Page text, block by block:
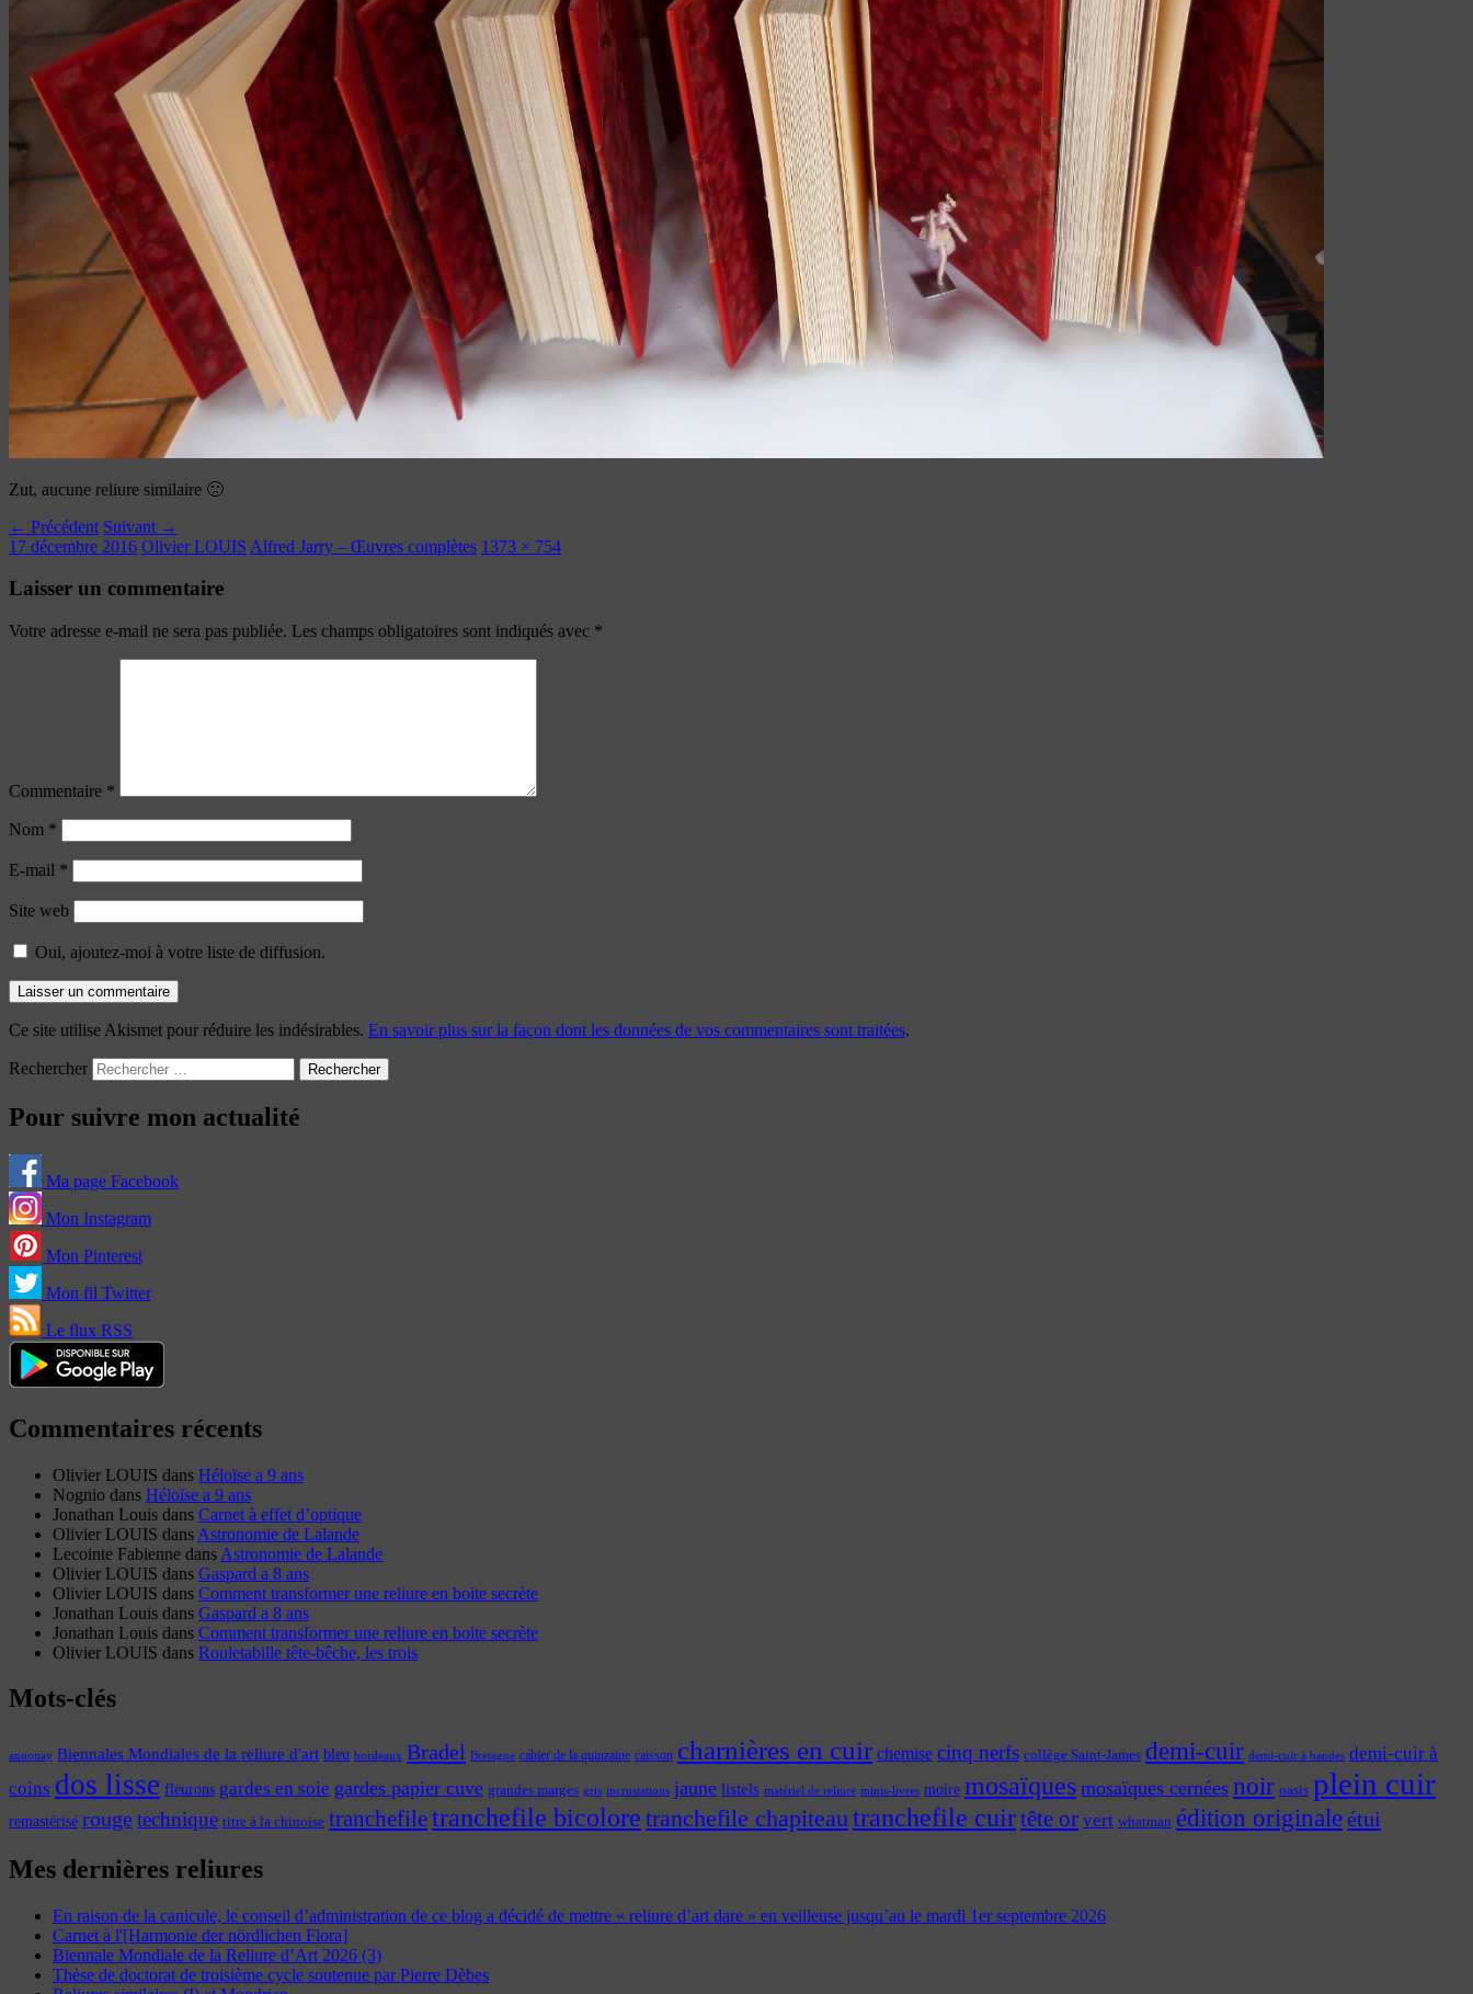
Zut, aucune reliure similaire 🙁
← Précédent Suivant →
17 décembre 2016 Olivier LOUIS Alfred Jarry – Œuvres complètes 1373 × 754
Laisser un commentaire
Votre adresse e-mail ne sera pas publiée. Les champs obligatoires sont indiqués avec *
Commentaire *
Nom *
E-mail *
Site web
Oui, ajoutez-moi à votre liste de diffusion.
Ce site utilise Akismet pour réduire les indésirables. En savoir plus sur la façon dont les données de vos commentaires sont traitées.
Rechercher
Pour suivre mon actualité
Ma page Facebook
Mon Instagram
Mon Pinterest
Mon fil Twitter
Le flux RSS
Commentaires récents
Olivier LOUIS dans Héloïse a 9 ans
Nognio dans Héloïse a 9 ans
Jonathan Louis dans Carnet à effet d’optique
Olivier LOUIS dans Astronomie de Lalande
Lecointe Fabienne dans Astronomie de Lalande
Olivier LOUIS dans Gaspard a 8 ans
Olivier LOUIS dans Comment transformer une reliure en boite secrète
Jonathan Louis dans Gaspard a 8 ans
Jonathan Louis dans Comment transformer une reliure en boite secrète
Olivier LOUIS dans Rouletabille tête-bêche, les trois
Mots-clés
annonay Biennales Mondiales de la reliure d'art bleu bordeaux Bradel Bretagne cahier de la quinzaine caisson charnières en cuir chemise cinq nerfs collège Saint-James demi-cuir demi-cuir à bandes demi-cuir à
coins dos lisse fleurons gardes en soie gardes papier cuve grandes marges gris incrustations jaune listels matériel de reliure minis-livres moire mosaïques mosaïques cernées noir oasis plein cuir
remastérisé rougetechnique titre à la chinoise tranchefiletranchefile bicolore tranchefile chapiteautranchefile cuirtête or vert whatman édition originaleétui
Mes dernières reliures
En raison de la canicule, le conseil d’administration de ce blog a décidé de mettre « reliure d’art dare » en veilleuse jusqu’au le mardi 1er septembre 2026
Carnet à l'[Harmonie der nördlichen Flora]
Biennale Mondiale de la Reliure d’Art 2026 (3)
Thèse de doctorat de troisième cycle soutenue par Pierre Dèbes